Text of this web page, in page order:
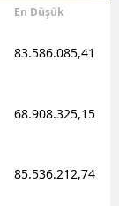
En Düşük
83.586.085,41
68.908.325,15
85.536.212,74